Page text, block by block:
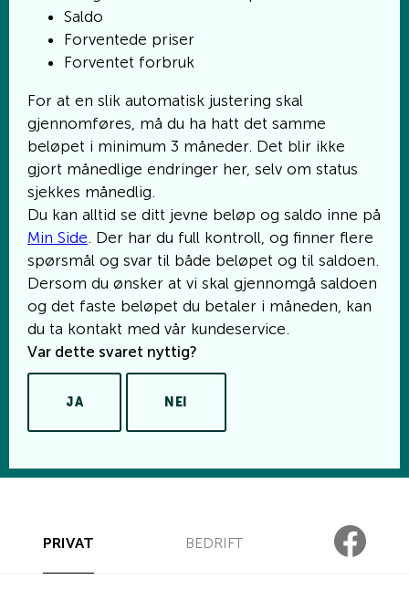
Saldo
Forventede priser
Forventet forbruk
For at en slik automatisk justering skal
gjennomføres, må du ha hatt det samme
beløpet i minimum 3 måneder. Det blir ikke
gjort månedlige endringer her, selv om status
sjekkes månedlig.
Du kan alltid se ditt jevne beløp og saldo inne på
Min Side. Der har du full kontroll, og finner flere
spørsmål og svar til både beløpet og til saldoen.
Dersom du ønsker at vi skal gjennomgå saldoen
og det faste beløpet du betaler i måneden, kan
du ta kontakt med vår kundeservice.
Var dette svaret nyttig?
JA NEI
PRIVAT BEDRIFT